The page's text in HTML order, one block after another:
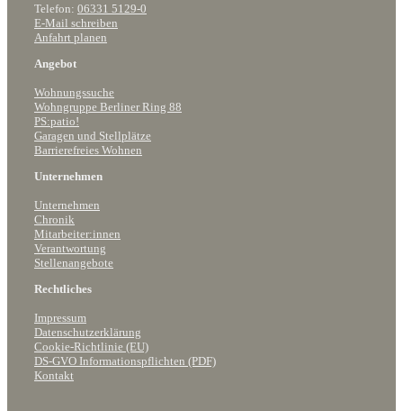
Telefon: 06331 5129-0
E-Mail schreiben
Anfahrt planen
Angebot
Wohnungssuche
Wohngruppe Berliner Ring 88
PS:patio!
Garagen und Stellplätze
Barrierefreies Wohnen
Unternehmen
Unternehmen
Chronik
Mitarbeiter:innen
Verantwortung
Stellenangebote
Rechtliches
Impressum
Datenschutzerklärung
Cookie-Richtlinie (EU)
DS-GVO Informationspflichten (PDF)
Kontakt